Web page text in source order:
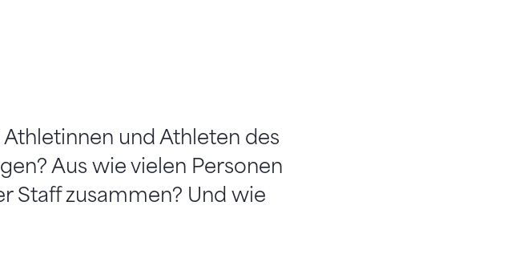
und Athleten des
Aus wie vielen Personen
Staff zusammen? Und wie